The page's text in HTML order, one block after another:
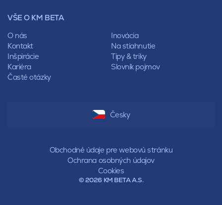
Sedlová
Polovalbová
Stanová
Mansardová
Pultová
Hodonka
Pálené zdivo Profiblok
Nosné murivo
Priečky
Vencovky
Preklady
VŠE O KM BETA
O nás
Inovácia
Kontakt
Na stiahnutie
Inšpirácie
Tipy & triky
Kariéra
Slovník pojmov
Časté otázky
Česky
© 2026 KM BETA A.S.
Obchodné údaje pre webovú stránku
Ochrana osobných údajov
Cookies